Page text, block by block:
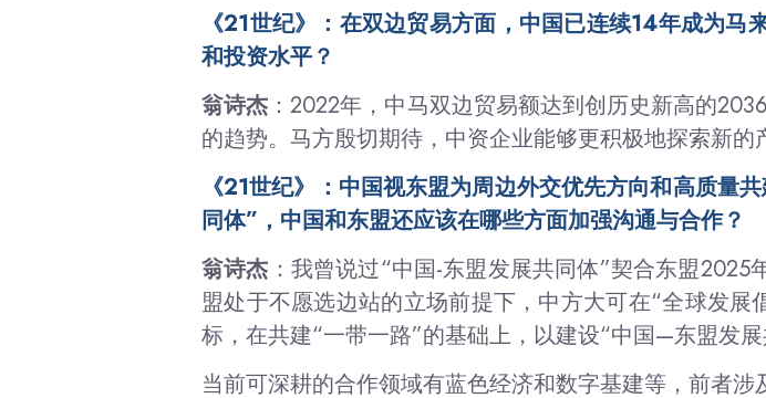
《21世纪》：在双边贸易方面，中国已连续14年成为
和投资水平？
翁诗杰 ：2022年，中马双边贸易额达到创历史新高的
的趋势。马方殷切期待，中资企业能够更积极地探索新的
《21世纪》：中国视东盟为周边外交优先方向和高质
同体”，中国和东盟还应该在哪些方面加强沟通与合作？
翁诗杰 ：我曾说过“中国-东盟发展共同体”契合东盟
盟处于不愿选边站的立场前提下，中方大可在“全球发
标，在共建“一带一路”的基础上，以建设“中国—东盟发
当前可深耕的合作领域有蓝色经济和数字基建等，前者